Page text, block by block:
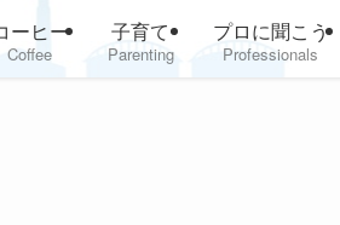
ーヒー
Coffee
子育て
Parenting
プロに聞こう
Professionals